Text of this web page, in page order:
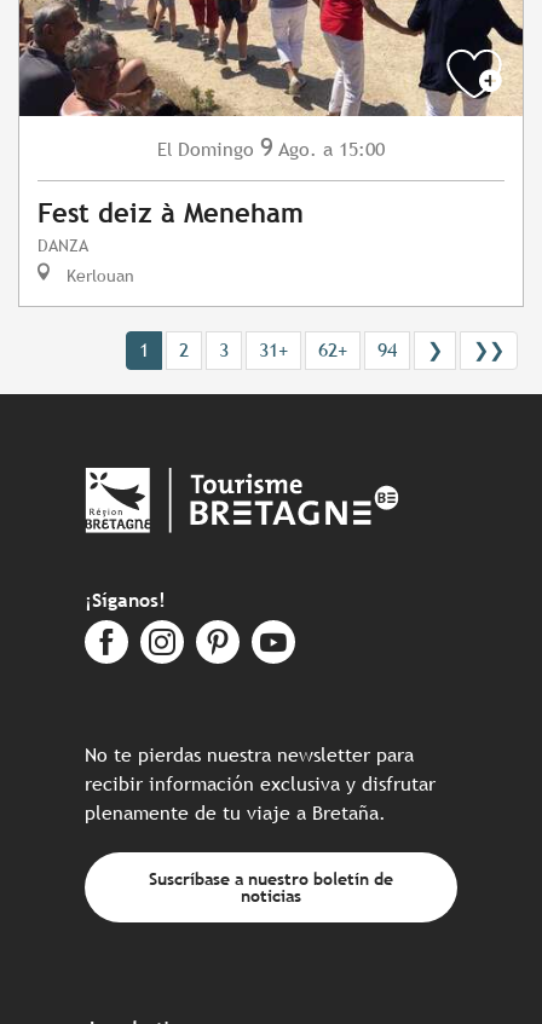
El Domingo 9 Ago. a 15:00
Fest deiz à Meneham
DANZA
Kerlouan
1 2 3 31+ 62+ 94 ❯ ❯❯
¡Síganos!
No te pierdas nuestra newsletter para
recibir información exclusiva y disfrutar
plenamente de tu viaje a Bretaña.
Suscríbase a nuestro boletín de
noticias